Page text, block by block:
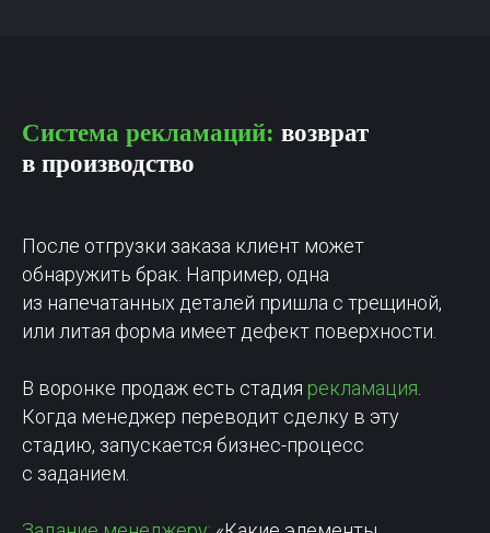
Система рекламаций: возврат
в производство
После отгрузки заказа клиент может
обнаружить брак. Например, одна
из напечатанных деталей пришла с трещиной,
или литая форма имеет дефект поверхности.
В воронке продаж есть стадия рекламация
Когда менеджер переводит сделку в эту
стадию, запускается бизнес-процесс
с заданием.